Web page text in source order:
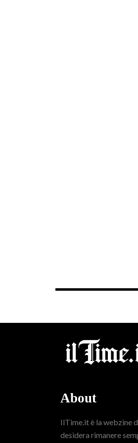
About
IlTime.it è la webzine
desidera rimanere